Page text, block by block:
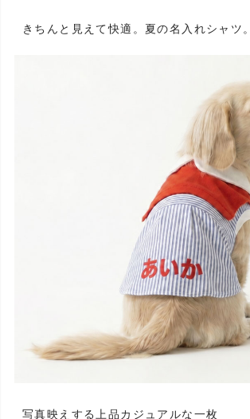
きちんと見えて快適。夏の名入れシャツ。
写真映えする上品カジュアルな一枚